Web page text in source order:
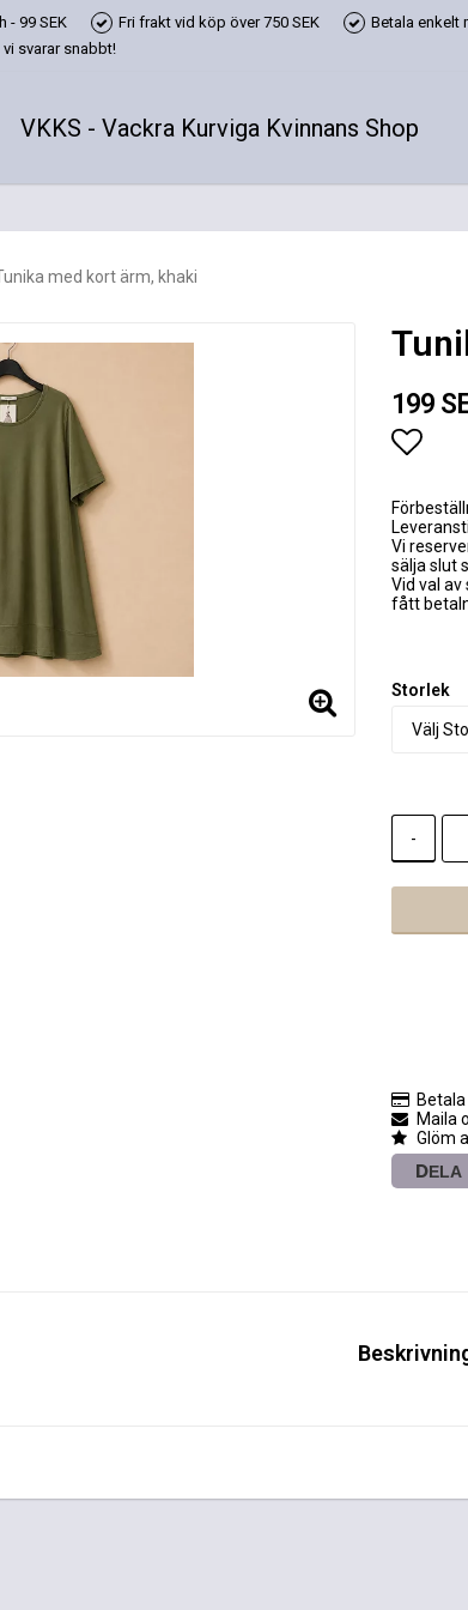
- 99 SEK Fri frakt vid köp över 750 SEK
Betala enkelt
svarar snabbt!
VKKS - Vackra Kurviga Kvinnans Shop
med kort ärm, khaki
199
Vi
sälja slut
Vid val
fått
Storlek
-
Maila
Glöm
DELA